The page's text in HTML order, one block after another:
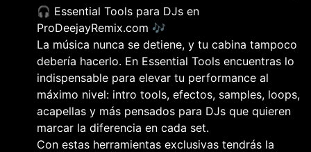
🎧 Essential Tools para DJs en
ProDeejayRemix.com 🎶
La música nunca se detiene, y tu cabina tampoco
debería hacerlo. En Essential Tools encuentras lo
indispensable para elevar tu performance al
máximo nivel: intro tools, efectos, samples, loops,
acapellas y más pensados para DJs que quieren
marcar la diferencia en cada set.
Con estas herramientas exclusivas tendrás la